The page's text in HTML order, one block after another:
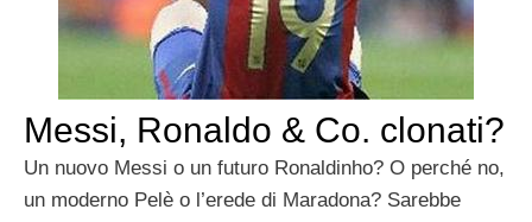
Messi, Ronaldo & Co. clonati?
Un nuovo Messi o un futuro Ronaldinho? O perché no,
un moderno Pelè o l’erede di Maradona? Sarebbe